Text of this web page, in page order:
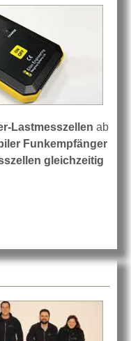
Lastmesszellen ab
Funkempfänger
gleichzeitig